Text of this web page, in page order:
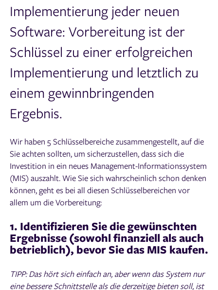
Implementierung jeder neuen
Software: Vorbereitung ist der
Schlüssel zu einer erfolgreichen
Implementierung und letztlich zu
einem gewinnbringenden
Ergebnis.
Wir haben 5 Schlüsselbereiche zusammengestellt, auf die
Sie achten sollten, um sicherzustellen, dass sich die
Investition in ein neues Management-Informationssystem
(MIS) auszahlt. Wie Sie sich wahrscheinlich schon denken
können, geht es bei all diesen Schlüsselbereichen vor
allem um die Vorbereitung:
1. Identifizieren Sie die gewünschten
Ergebnisse (sowohl finanziell als auch
betrieblich), bevor Sie das MIS kaufen.
TIPP: Das hört sich einfach an, aber wenn das System nur
eine bessere Schnittstelle als die derzeitige bieten soll, ist